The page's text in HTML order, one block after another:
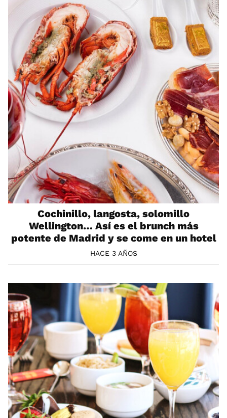
Cochinillo, langosta, solomillo
Wellington… Así es el brunch más
potente de Madrid y se come en un hotel
HACE 3 AÑOS